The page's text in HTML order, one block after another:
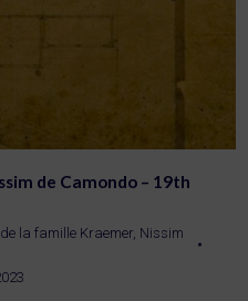
de Camondo – 19th
la famille Kraemer, Nissim